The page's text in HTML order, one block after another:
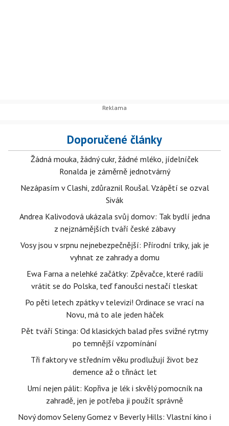
Doporučené články
Žádná mouka, žádný cukr, žádné mléko, jídelníček
Ronalda je záměrně jednotvárný
Nezápasím v Clashi, zdůraznil Roušal. Vzápětí se ozval
Sivák
Andrea Kalivodová ukázala svůj domov: Tak bydlí jedna
z nejznámějších tváří české zábavy
Vosy jsou v srpnu nejnebezpečnější: Přírodní triky, jak je
vyhnat ze zahrady a domu
Ewa Farna a nelehké začátky: Zpěvačce, které radili
vrátit se do Polska, teď fanoušci nestačí tleskat
Po pěti letech zpátky v televizi! Ordinace se vrací na
Novu, má to ale jeden háček
Pět tváří Stinga: Od klasických balad přes svižné rytmy
po temnější vzpomínání
Tři faktory ve středním věku prodlužují život bez
demence až o třináct let
Umí nejen pálit: Kopřiva je lék i skvělý pomocník na
zahradě, jen je potřeba ji použít správně
Nový domov Seleny Gomez v Beverly Hills: Vlastní kino i